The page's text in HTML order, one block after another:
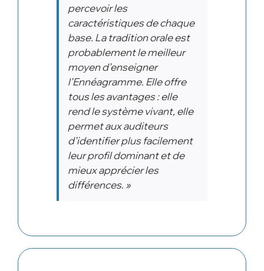
percevoir les
caractéristiques de chaque
base. La tradition orale est
probablement le meilleur
moyen d’enseigner
l’Ennéagramme. Elle offre
tous les avantages : elle
rend le système vivant, elle
permet aux auditeurs
d’identifier plus facilement
leur profil dominant et de
mieux apprécier les
différences. »